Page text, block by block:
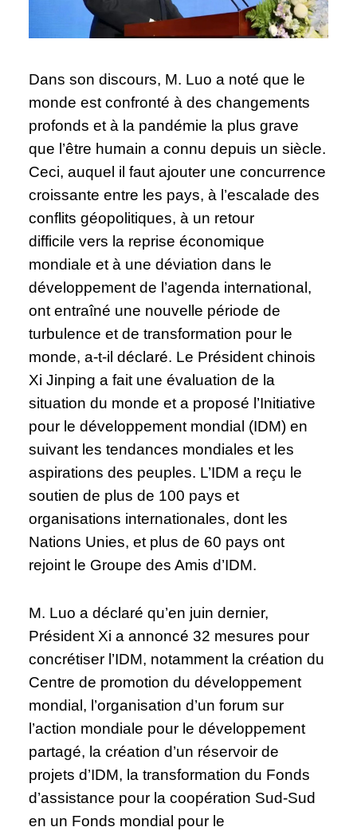
Dans son discours, M. Luo a noté que le
monde est confronté à des changements
profonds et à la pandémie la plus grave
que l’être humain a connu depuis un siècle.
Ceci, auquel il faut ajouter une concurrence
croissante entre les pays, à l’escalade des
conflits géopolitiques, à un retour
difficile vers la reprise économique
mondiale et à une déviation dans le
développement de l’agenda international,
ont entraîné une nouvelle période de
turbulence et de transformation pour le
monde, a-t-il déclaré. Le Président chinois
Xi Jinping a fait une évaluation de la
situation du monde et a proposé l’Initiative
pour le développement mondial (IDM) en
suivant les tendances mondiales et les
aspirations des peuples. L’IDM a reçu le
soutien de plus de 100 pays et
organisations internationales, dont les
Nations Unies, et plus de 60 pays ont
rejoint le Groupe des Amis d’IDM.
M. Luo a déclaré qu’en juin dernier,
Président Xi a annoncé 32 mesures pour
concrétiser l’IDM, notamment la création du
Centre de promotion du développement
mondial, l’organisation d’un forum sur
l’action mondiale pour le développement
partagé, la création d’un réservoir de
projets d’IDM, la transformation du Fonds
d’assistance pour la coopération Sud-Sud
en un Fonds mondial pour le